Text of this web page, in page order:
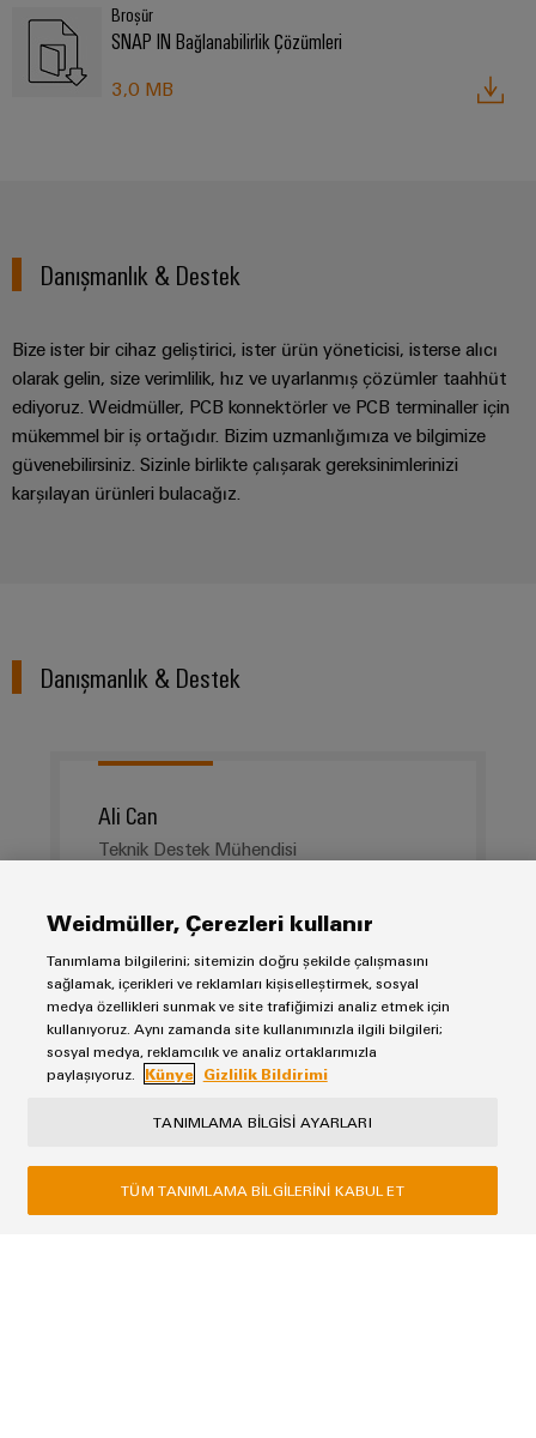
Broşür
SNAP IN Bağlanabilirlik Çözümleri
3,0 MB
Danışmanlık & Destek
Bize ister bir cihaz geliştirici, ister ürün yöneticisi, isterse alıcı
olarak gelin, size verimlilik, hız ve uyarlanmış çözümler taahhüt
ediyoruz. Weidmüller, PCB konnektörler ve PCB terminaller için
mükemmel bir iş ortağıdır. Bizim uzmanlığımıza ve bilgimize
güvenebilirsiniz. Sizinle birlikte çalışarak gereksinimlerinizi
karşılayan ürünleri bulacağız.
Danışmanlık & Destek
Ali Can
Teknik Destek Mühendisi
ali.can@weidmueller.com
0 216 537 10 71
Weidmüller, Çerezleri kullanır
Tanımlama bilgilerini; sitemizin doğru şekilde çalışmasını
sağlamak, içerikleri ve reklamları kişiselleştirmek, sosyal
medya özellikleri sunmak ve site trafiğimizi analiz etmek için
kullanıyoruz. Aynı zamanda site kullanımınızla ilgili bilgileri;
sosyal medya, reklamcılık ve analiz ortaklarımızla
paylaşıyoruz.
Künye Gizlilik Bildirimi
TANIMLAMA BILGISI AYARLARI
TÜM TANIMLAMA BILGILERINI KABUL ET